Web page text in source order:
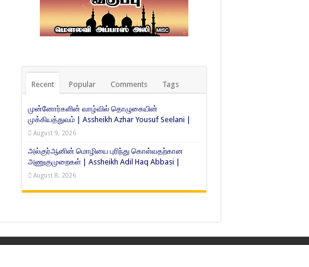
Recent Popular Comments Tags
முன்னோர்களின் வாழ்வில் தொழுகையின்
முக்கியத்துவம் | Assheikh Azhar Yousuf Seelani |
August 9, 2026
அல்குர்ஆனின் மொழியை புரிந்து கொள்வதற்கான
அணுகுமுறைகள் | Assheikh Adil Haq Abbasi |
August 8, 2026